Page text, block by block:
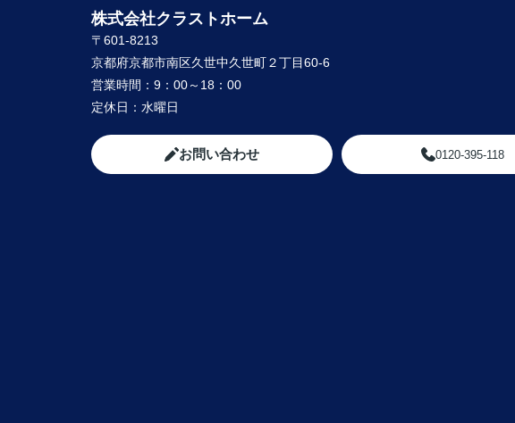
株式会社クラストホーム
〒601-8213
京都府京都市南区久世中久世町２丁目60-6
営業時間： 9：00～18：00
定休日： 水曜日
お問い合わせ 0120-395-118